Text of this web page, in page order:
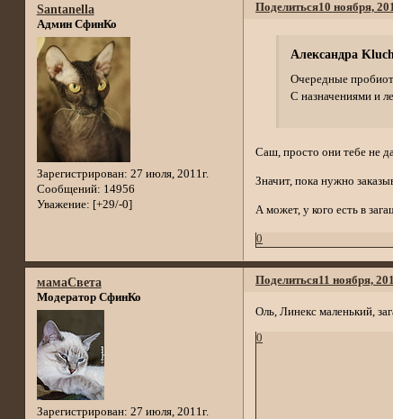
Поделиться10 ноября,
Santanella
Админ СфинКо
Зарегистрирован: 27 июля, 2011г.
Сообщений: 14956
Уважение: [+29/-0]
Александра
Очередные
С назначениями и
Саш, просто они тебе не
Значит, пока нужно
А может, у кого есть в
0
Поделиться11 ноября,
мамаСвета
Модератор СфинКо
Зарегистрирован: 27 июля, 2011г.
Оль, Линекс маленький,
0